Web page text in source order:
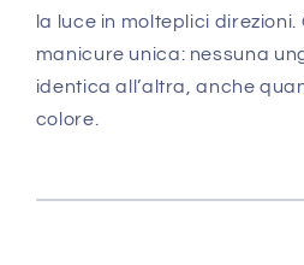
la luce in molteplici
manicure unica: nessuna
identica all’altra, anche
colore.